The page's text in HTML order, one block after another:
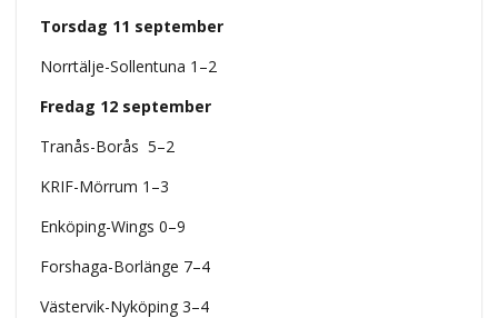
Torsdag 11 september
Norrtälje-Sollentuna 1–2
Fredag 12 september
Tranås-Borås 5–2
KRIF-Mörrum 1–3
Enköping-Wings 0–9
Forshaga-Borlänge 7–4
Västervik-Nyköping 3–4